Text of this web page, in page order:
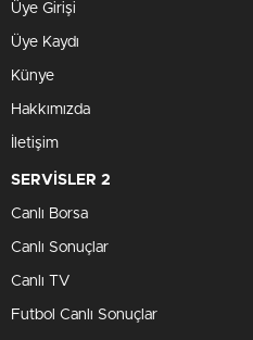
Üye Girişi
Üye Kaydı
Künye
Hakkımızda
İletişim
SERVİSLER 2
Canlı Borsa
Canlı Sonuçlar
Canlı TV
Futbol Canlı Sonuçlar